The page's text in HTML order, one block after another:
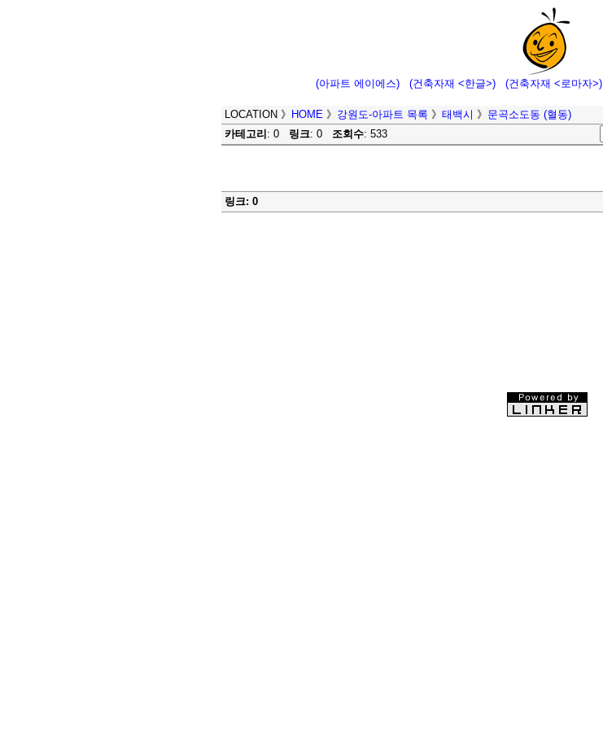
(아파트 에이에스) (건축자재 <한글>) (건축자재 <로마자>)
LOCATION 》 HOME 》 강원도-아파트 목록 》 태백시 》 문곡소도동 (혈동)
카테고리 : 0 링크: 0 조회수: 533
링크: 0